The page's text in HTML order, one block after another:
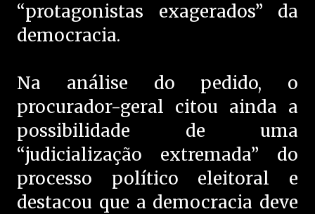
“protagonistas exagerados” da
democracia.
Na análise do pedido, o
procurador-geral citou ainda a
possibilidade de uma
“judicialização extremada” do
processo político eleitoral e
destacou que a democracia deve